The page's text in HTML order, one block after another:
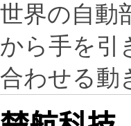
世界の自動
から手を引
合わせる動